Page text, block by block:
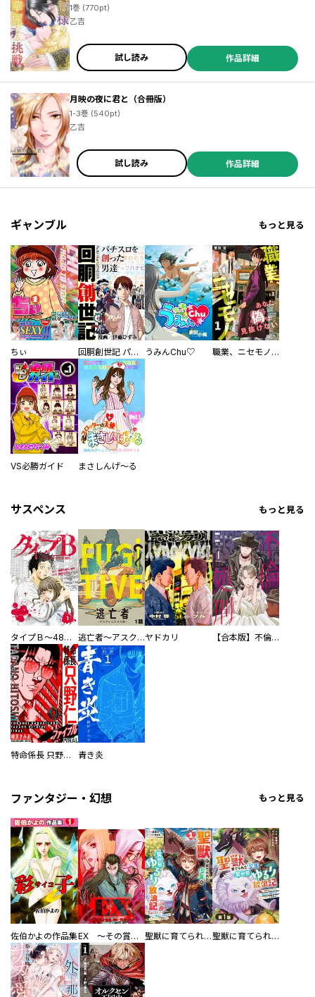
1巻 (770pt)
乙吉
試し読み 作品詳細
月映の夜に君と（合冊版）
1-3巻 (540pt)
乙吉
試し読み 作品詳細
ギャンブル もっと見る
ちぃ 回胴創世記 パチスロを創った男達 うみんChu♡ 職業、ニセモノ～あなたに偽は見抜けない【電子単行本版】
VS必勝ガイド まさしんげ～る
サスペンス もっと見る
タイプＢ～48時間後、致死率100％～【単話】 逃亡者～アスクレピオスの杖～ヤドカリ 【合本版】不倫処刑
特命係長 只野仁ファイナル 愛蔵版 青き炎
ファンタジー・幻想 もっと見る
佐伯かよの作品集 EX ～その賞金稼ぎは、世界の出口を探す～【単行本版】 聖獣に育てられた少年の異世界ゆるり放浪記～神様からもらったチート魔法で、仲間たちとスローライフを満喫中～ 聖獣に育てられた少年の異世界ゆるり放浪記～神様からもらったチート魔法で、仲間たちとスローライフを満喫中～【分冊版】